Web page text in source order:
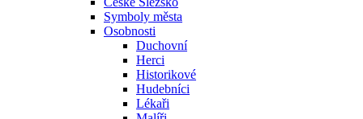
Symboly města
Osobnosti
Duchovní
Herci
Historikové
Hudebníci
Lékaři